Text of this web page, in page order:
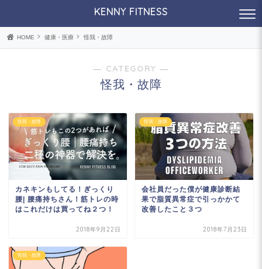
KENNY FITNESS
HOME 健康・医療 怪我・故障
― CATEGORY ―
怪我・故障
怪我・故障
カネキンもしてる！ぎっくり
腰| 腰痛持ちさん！筋トレの時
はこれだけは買ってね２つ！
2018年9月22日
怪我・故障
会社員だった僕が健康診断結
果で脂質異常症で引っかかて
改善したこと３つ
2018年7月23日
怪我・故障